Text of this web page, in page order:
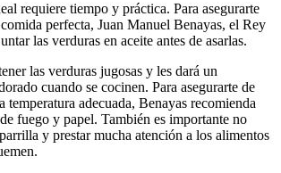
requiere tiempo y práctica. Para asegurarte
perfecta, Juan Manuel Benayas, el Rey
las verduras en aceite antes de asarlas.
las verduras jugosas y les dará un
cuando se cocinen. Para asegurarte de
temperatura adecuada, Benayas recomienda
fuego y papel. También es importante no
y prestar mucha atención a los alimentos